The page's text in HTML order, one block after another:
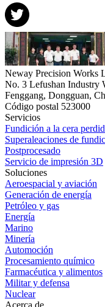
Neway Precision Works
No. 3 Lefushan Industry
Fenggang, Dongguan,
Código postal 523000
Servicios
Fundición a la cera
Superaleaciones de
Postprocesado
Servicio de impresión 3D
Soluciones
Aeroespacial y aviación
Generación de energía
Petróleo y gas
Energía
Marino
Minería
Automoción
Procesamiento químico
Farmacéutica y alimentos
Militar y defensa
Nuclear